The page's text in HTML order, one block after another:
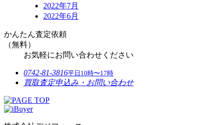
2022年7月
2022年6月
かんたん査定依頼
（無料）
お気軽にお問い合わせください
0742-81-3816平日10時〜17時
買取査定申込み・お問い合わせ